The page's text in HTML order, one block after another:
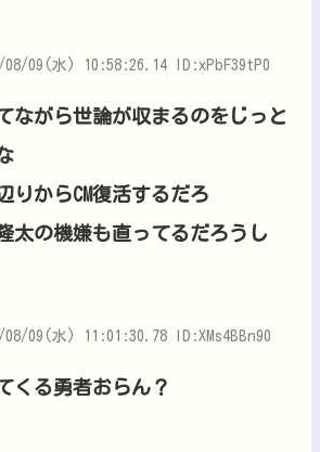
08/09(水) 10:58:26.14 ID:xPbF39tP0
ながら世論が収まるのをじっと
りからCM復活するだろ
太の機嫌も直ってるだろうし
08/09(水) 11:01:30.78 ID:XMs4BBn90
くる勇者おらん？